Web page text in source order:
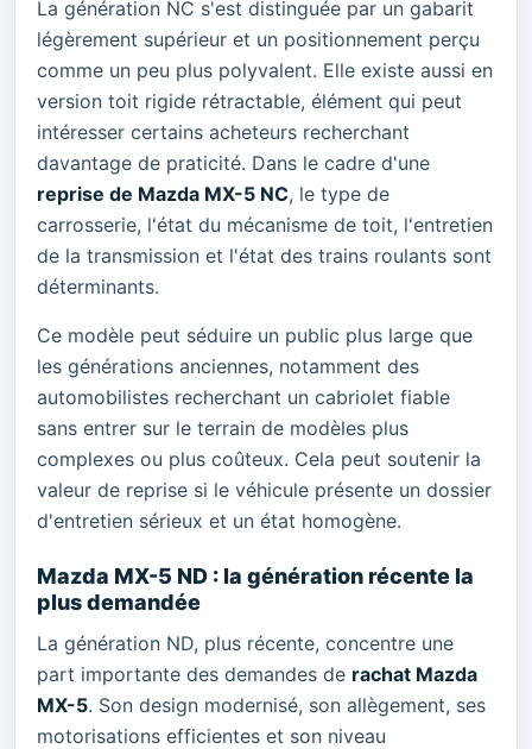
La génération NC s'est distinguée par un gabarit
légèrement supérieur et un positionnement perçu
comme un peu plus polyvalent. Elle existe aussi en
version toit rigide rétractable, élément qui peut
intéresser certains acheteurs recherchant
davantage de praticité. Dans le cadre d'une
reprise de Mazda MX-5 NC, le type de
carrosserie, l'état du mécanisme de toit, l'entretien
de la transmission et l'état des trains roulants sont
déterminants.
Ce modèle peut séduire un public plus large que
les générations anciennes, notamment des
automobilistes recherchant un cabriolet fiable
sans entrer sur le terrain de modèles plus
complexes ou plus coûteux. Cela peut soutenir la
valeur de reprise si le véhicule présente un dossier
d'entretien sérieux et un état homogène.
Mazda MX-5 ND : la génération récente la
plus demandée
La génération ND, plus récente, concentre une
part importante des demandes de rachat Mazda
MX-5. Son design modernisé, son allègement, ses
motorisations efficientes et son niveau